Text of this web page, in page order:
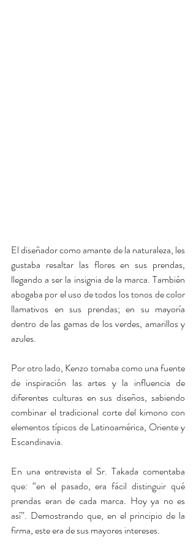
El diseñador como amante de la naturaleza, les
gustaba resaltar las flores en sus prendas,
llegando a ser la insignia de la marca. También
abogaba por el uso de todos los tonos de color
llamativos en sus prendas; en su mayoría
dentro de las gamas de los verdes, amarillos y
azules.
Por otro lado, Kenzo tomaba como una fuente
de inspiración las artes y la influencia de
diferentes culturas en sus diseños, sabiendo
combinar el tradicional corte del kimono con
elementos típicos de Latinoamérica, Oriente y
Escandinavia.
En una entrevista el Sr. Takada comentaba
que: “en el pasado, era fácil distinguir qué
prendas eran de cada marca. Hoy ya no es
así”. Demostrando que, en el principio de la
firma, este era de sus mayores intereses.